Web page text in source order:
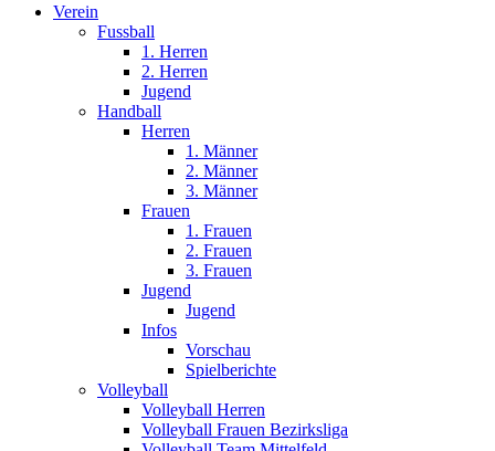
search
Menu
Verein
Fussball
1. Herren
2. Herren
Jugend
Handball
Herren
1. Männer
2. Männer
3. Männer
Frauen
1. Frauen
2. Frauen
3. Frauen
Jugend
Jugend
Infos
Vorschau
Spielberichte
Volleyball
Volleyball Herren
Volleyball Frauen Bezirksliga